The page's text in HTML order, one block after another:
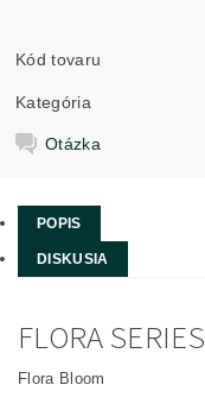
Kód tovaru
Kategória
Otázka
POPIS
DISKUSIA
FLORA SERIES
Flora Bloom